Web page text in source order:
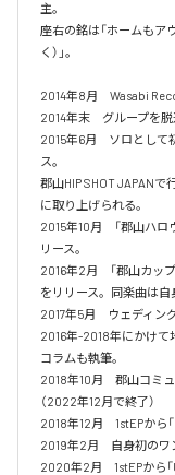
主。
座右の銘は「ホームもア
く）」。
2014年8月　Wasabi
2014年末　グループを脱
2015年6月　ソロとして
ス。
郡山HIP SHOT JAPAN
に取り上げられる。
2015年10月　「郡山ハロ
リース。
2016年2月　「郡山カッ
をリリース。同楽曲は自
2017年5月　ウェディング
2016年-2018年にかけて
コラムも執筆。
2018年10月　郡山コミ
（2022年12月で終了）
2018年12月　1stEPから
2019年2月　自身初のワ
2020年2月　1stEPから「